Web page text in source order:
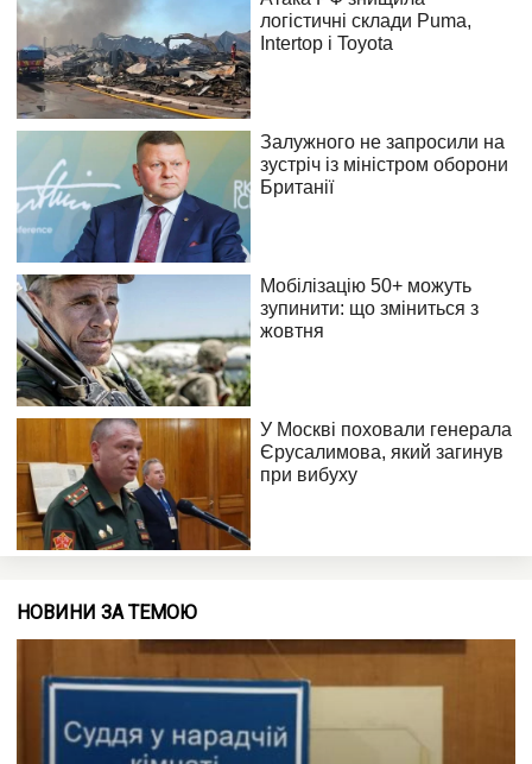
НОВИНИ ЗА ТЕМОЮ